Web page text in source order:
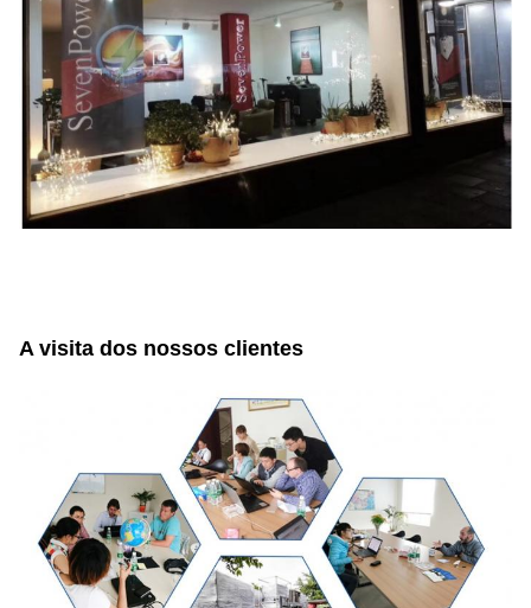
A visita dos nossos clientes